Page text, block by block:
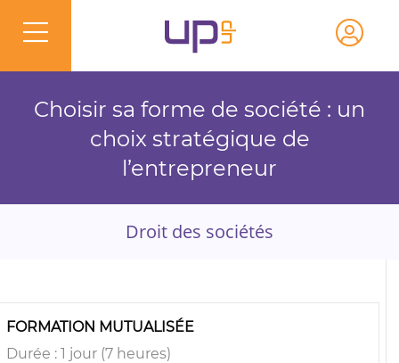
Choisir sa forme de société : un
choix stratégique de
l’entrepreneur
Droit des sociétés
FORMATION MUTUALISÉE
Durée : 1 jour (7 heures)